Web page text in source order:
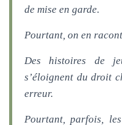
de mise en garde.
Pourtant, on en
Des histoires de
s’éloignent du droit
erreur.
Pourtant, parfois,